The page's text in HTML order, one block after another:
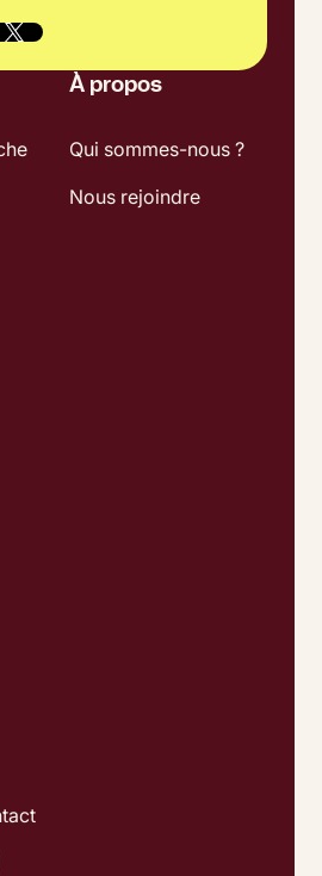
À propos
Qui sommes-nous ?
Nous rejoindre